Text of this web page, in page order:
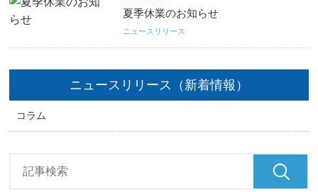
夏季休業のお知らせ
ニュースリリース
ニュースリリース（新着情報）
コラム